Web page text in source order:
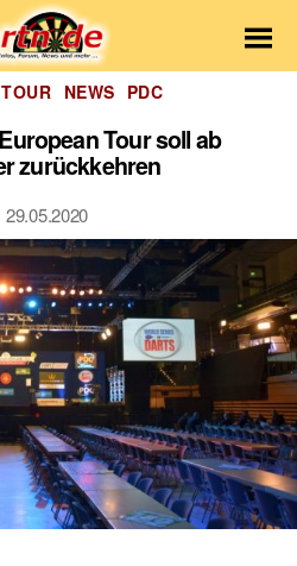
Dartn.de
Kategorien
NEWS PDC
Tour soll ab
zurückkehren
29.05.2020